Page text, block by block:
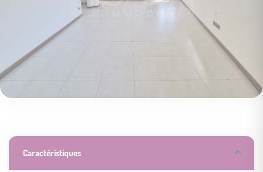
Caractéristiques